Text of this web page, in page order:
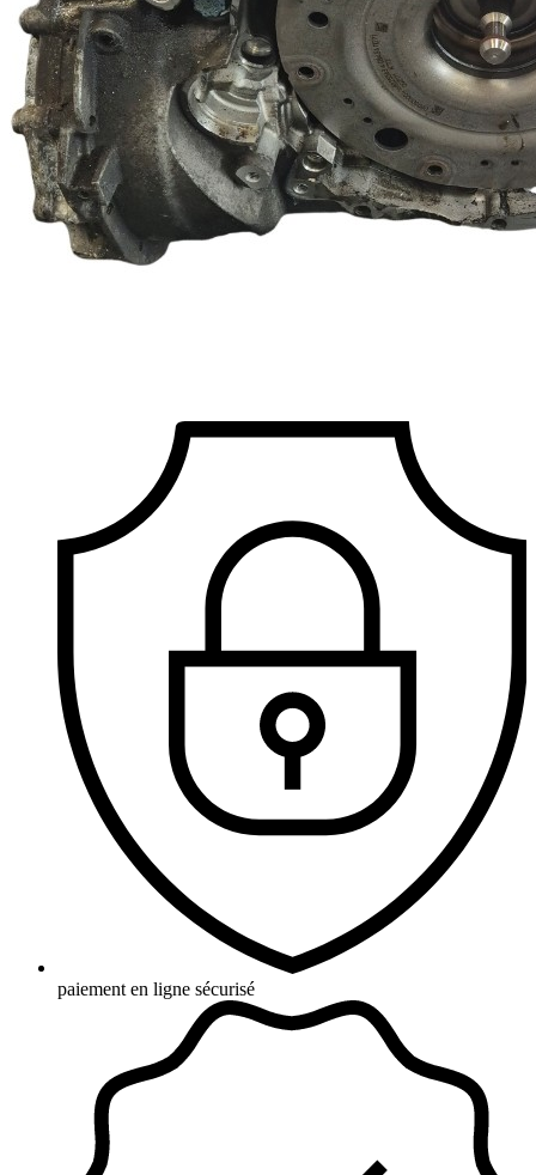
paiement en ligne sécurisé